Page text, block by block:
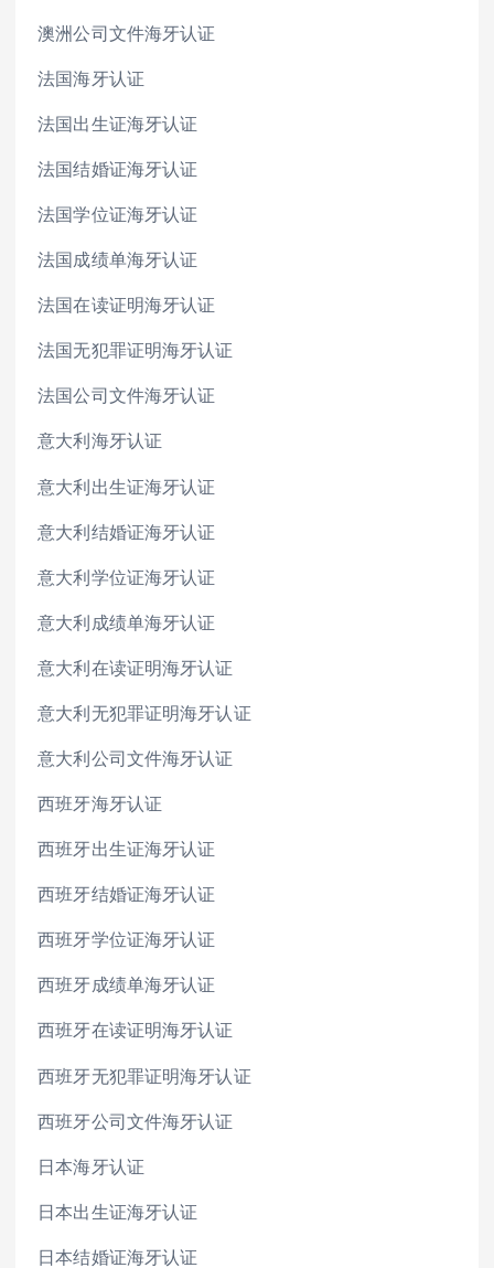
澳洲公司文件海牙认证
法国海牙认证
法国出生证海牙认证
法国结婚证海牙认证
法国学位证海牙认证
法国成绩单海牙认证
法国在读证明海牙认证
法国无犯罪证明海牙认证
法国公司文件海牙认证
意大利海牙认证
意大利出生证海牙认证
意大利结婚证海牙认证
意大利学位证海牙认证
意大利成绩单海牙认证
意大利在读证明海牙认证
意大利无犯罪证明海牙认证
意大利公司文件海牙认证
西班牙海牙认证
西班牙出生证海牙认证
西班牙结婚证海牙认证
西班牙学位证海牙认证
西班牙成绩单海牙认证
西班牙在读证明海牙认证
西班牙无犯罪证明海牙认证
西班牙公司文件海牙认证
日本海牙认证
日本出生证海牙认证
日本结婚证海牙认证